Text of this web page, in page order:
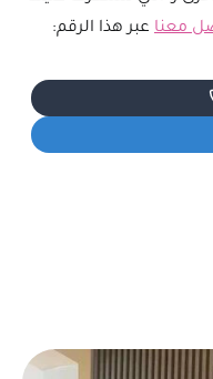
معنا عبر هذا الرقم: